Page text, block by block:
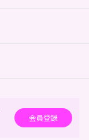
会員登録